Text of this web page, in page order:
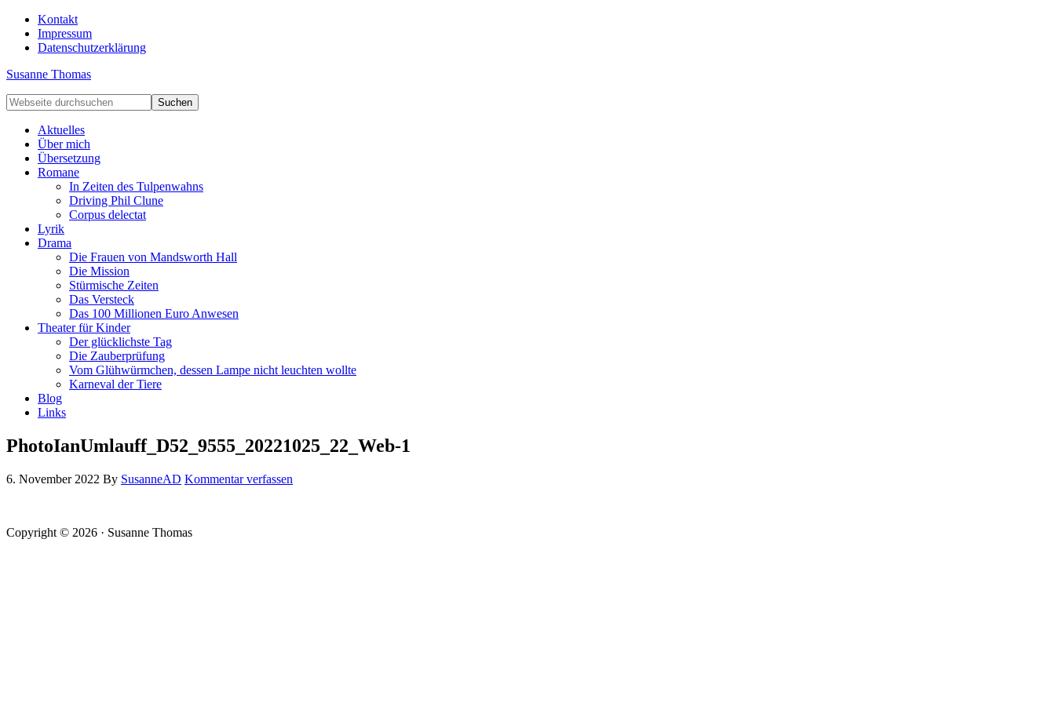
Kontakt
Impressum
Datenschutzerklärung
Susanne Thomas
Aktuelles
Über mich
Übersetzung
Romane
In Zeiten des Tulpenwahns
Driving Phil Clune
Corpus delectat
Lyrik
Drama
Die Frauen von Mandsworth Hall
Die Mission
Stürmische Zeiten
Das Versteck
Das 100 Millionen Euro Anwesen
Theater für Kinder
Der glücklichste Tag
Die Zauberprüfung
Vom Glühwürmchen, dessen Lampe nicht leuchten wollte
Karneval der Tiere
Blog
Links
PhotoIanUmlauff_D52_9555_20221025_22_Web-1
6. November 2022 By SusanneAD Kommentar verfassen
Copyright © 2026 · Susanne Thomas